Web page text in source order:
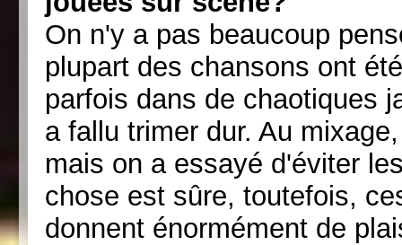
On n'y a pas beaucoup
plupart des chansons ont
parfois dans de chaotiques
a fallu trimer dur. Au
mais on a essayé d'éviter
chose est sûre, toutefois,
donnent énormément de